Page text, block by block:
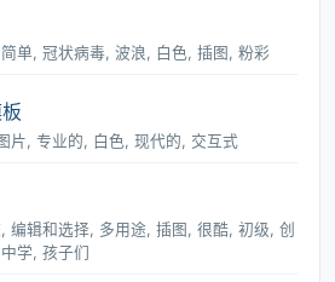
单, 冠状病毒, 波浪, 白色, 插图, 粉彩
片, 专业的, 白色, 现代的, 交互式
编辑和选择, 多用途, 插图, 很酷, 初级, 创
学, 孩子们